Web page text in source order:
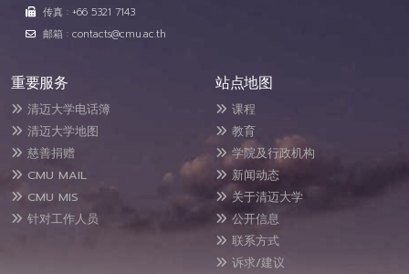
传真 : +66 5321 7143
邮箱 : contacts@cmu.ac.th
重要服务
清迈大学电话簿
清迈大学地图
慈善捐赠
CMU MAIL
CMU MIS
针对工作人员
站点地图
课程
教育
学院及行政机构
新闻动态
关于清迈大学
公开信息
联系方式
诉求/建议